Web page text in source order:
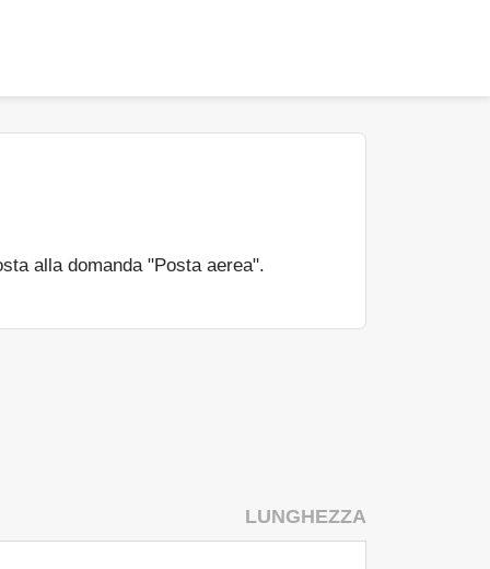
alla domanda "Posta aerea".
LUNGHEZZA